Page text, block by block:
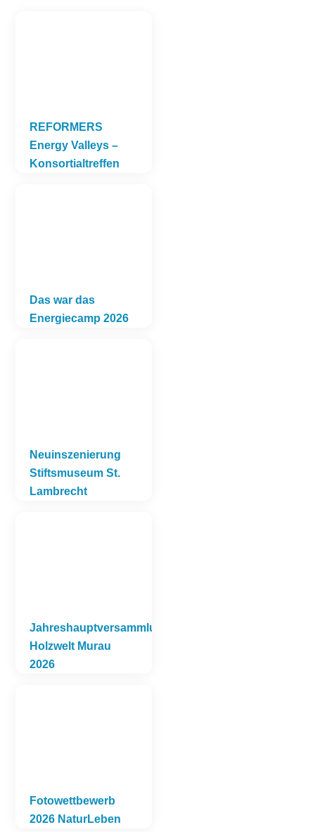
REFORMERS
Energy Valleys –
Konsortialtreffen
Das war das
Energiecamp 2026
Neuinszenierung
Stiftsmuseum St.
Lambrecht
Jahreshauptversammlung
Holzwelt Murau
2026
Fotowettbewerb
2026 NaturLeben